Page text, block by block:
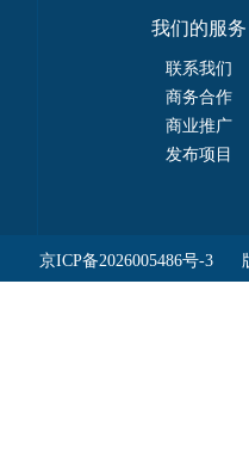
我们的服务
联系我们
商务合作
商业推广
发布项目
京ICP备2026005486号-3